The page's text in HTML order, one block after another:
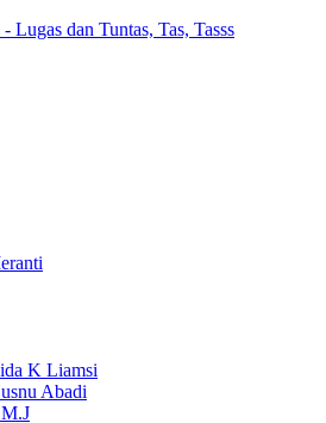
Lugas dan Tuntas, Tas, Tasss
K Liamsi
Abadi